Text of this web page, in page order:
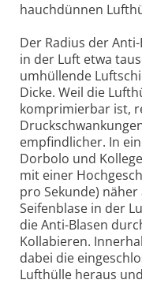
hauchdünnen
Der Radius der
in der Luft etwa
umhüllende
Dicke. Weil die
komprimierbar ist,
empfindlicher. In
Dorbolo und
mit einer
pro Sekunde)
Seifenblase in der
die Anti-Blasen
Kollabieren.
dabei die
Lufthülle heraus